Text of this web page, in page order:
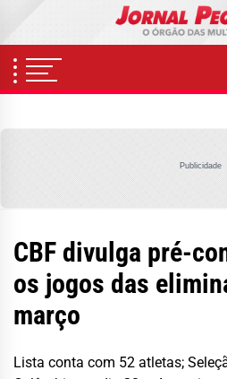
content
Publicidade
CBF divulga pré-
os jogos das
março
Lista conta com 52 atletas;